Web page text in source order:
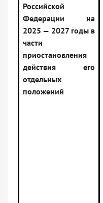
Российской
Федерации на
2025 — 2027 годы в
части
приостановления
действия его
отдельных
положений